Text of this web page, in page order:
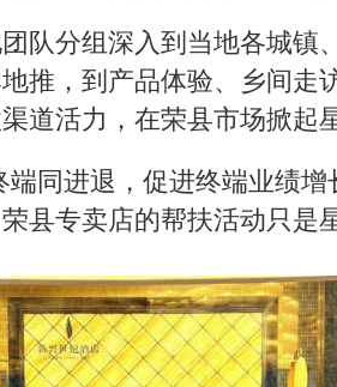
队分组深入到当地各城镇
推，到产品体验、乡间走
道活力，在荣县市场掀起
端同进退，促进终端业绩
县专卖店的帮扶活动只是